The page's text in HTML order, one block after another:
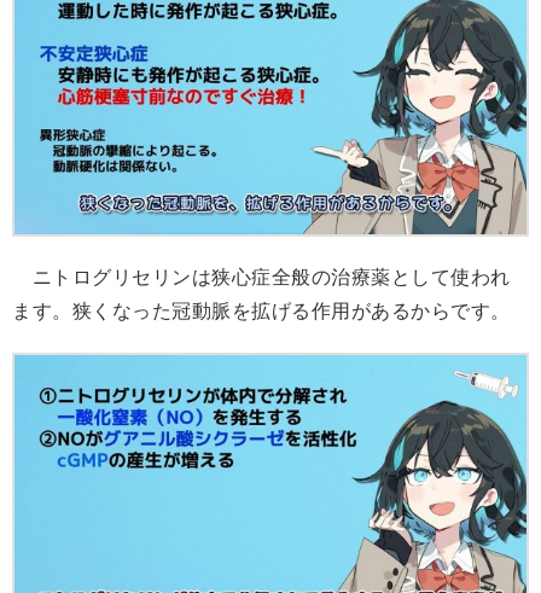
ニトログリセリンは狭心症全般の治療薬として使われ
ます。狭くなった冠動脈を拡げる作用があるからです。